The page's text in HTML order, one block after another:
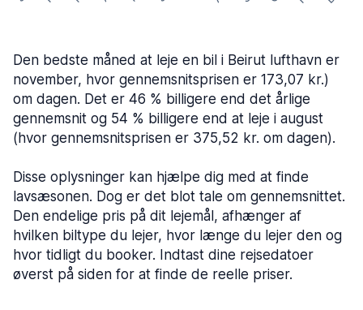
Den bedste måned at leje en bil i Beirut lufthavn er
november, hvor gennemsnitsprisen er 173,07 kr.)
om dagen. Det er 46 % billigere end det årlige
gennemsnit og 54 % billigere end at leje i august
(hvor gennemsnitsprisen er 375,52 kr. om dagen).
Disse oplysninger kan hjælpe dig med at finde
lavsæsonen. Dog er det blot tale om gennemsnittet.
Den endelige pris på dit lejemål, afhænger af
hvilken biltype du lejer, hvor længe du lejer den og
hvor tidligt du booker. Indtast dine rejsedatoer
øverst på siden for at finde de reelle priser.